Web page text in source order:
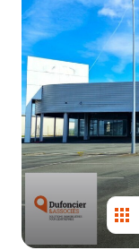
entrepôts
entrepôts
Contact